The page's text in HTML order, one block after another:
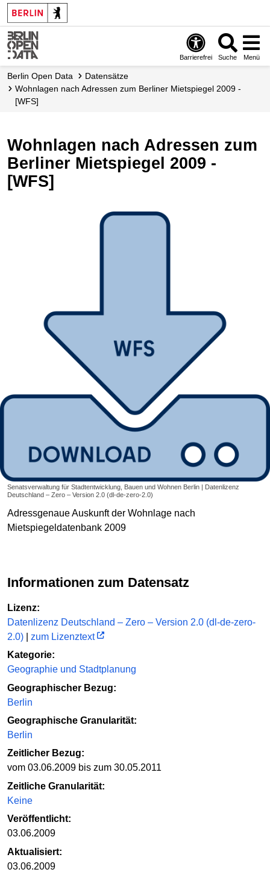
Skip
to
main
content
Barrierefrei Suche Menü
Berlin Open Data
Datensätze
Wohnlagen nach Adressen zum Berliner Mietspiegel 2009 -
[WFS]
Wohnlagen nach Adressen zum
Berliner Mietspiegel 2009 -
[WFS]
Senatsverwaltung für Stadtentwicklung, Bauen und Wohnen Berlin | Datenlizenz
Deutschland – Zero – Version 2.0 (dl-de-zero-2.0)
Adressgenaue Auskunft der Wohnlage nach
Mietspiegeldatenbank 2009
Informationen zum Datensatz
Lizenz:
Datenlizenz Deutschland – Zero – Version 2.0 (dl-de-zero-
2.0)
zum Lizenztext
Kategorie:
Geographie und Stadtplanung
Geographischer Bezug:
Berlin
Geographische Granularität:
Berlin
Zeitlicher Bezug:
vom 03.06.2009 bis zum 30.05.2011
Zeitliche Granularität:
Keine
Veröffentlicht:
03.06.2009
Aktualisiert:
03.06.2009